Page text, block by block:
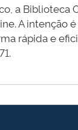
a Biblioteca
A intenção
rápida e